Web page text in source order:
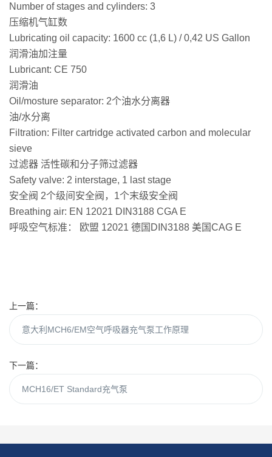
Number of stages and cylinders: 3
压缩机气缸数
Lubricating oil capacity: 1600 cc (1,6 L) / 0,42 US Gallon
润滑油加注量
Lubricant: CE 750
润滑油
Oil/mosture separator: 2个油水分离器
油/水分离
Filtration: Filter cartridge activated carbon and molecular
sieve
过滤器 活性碳和分子筛过滤器
Safety valve: 2 interstage, 1 last stage
安全阀 2个级间安全阀，1个末级安全阀
Breathing air: EN 12021 DIN3188 CGA E
呼吸空气标准： 欧盟 12021 德国DIN3188 美国CAG E
上一篇：
意大利MCH6/EM空气呼吸器充气泵工作原理
下一篇：
MCH16/ET Standard充气泵